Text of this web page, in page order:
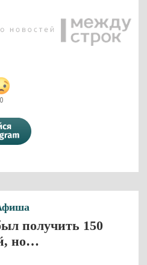
0
получить 150
но…